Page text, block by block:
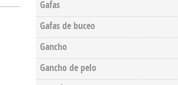
Gafas
Gafas de buceo
Gancho
Gancho de pelo